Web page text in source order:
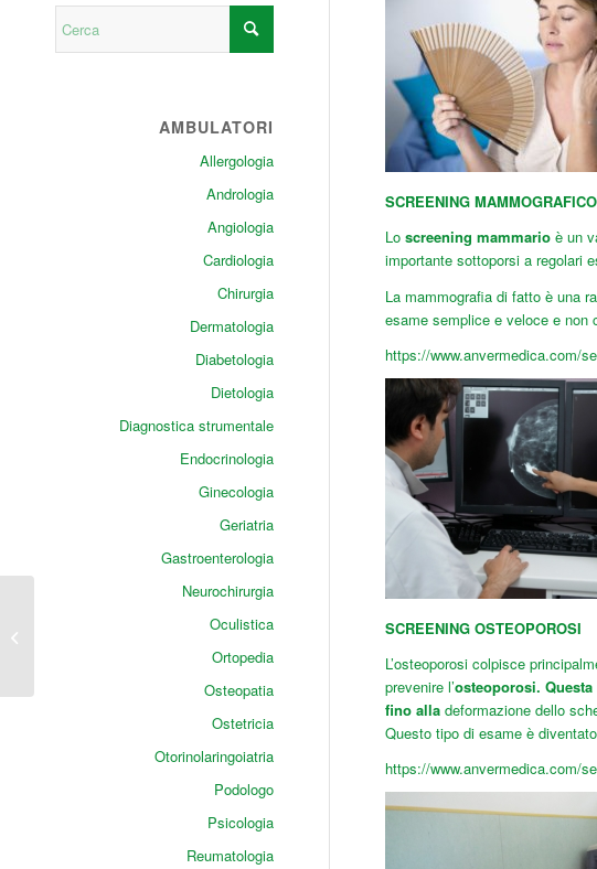
SCREENING MAMMOGRAFICO
Lo screening mammarioè un
importante sottoporsi a regolari
La mammografia di fatto è una
esame semplice e veloce e non
https://www.anvermedica.com/
SCREENING OSTEOPOROSI
L’osteoporosi colpisce
prevenire l’osteoporosi.
fino alla deformazione dello
Questo tipo di esame è
https://www.anvermedica.com/
AMBULATORI
Allergologia
Andrologia
Angiologia
Cardiologia
Chirurgia
Dermatologia
Diabetologia
Dietologia
Diagnostica strumentale
Endocrinologia
Ginecologia
Geriatria
Gastroenterologia
Neurochirurgia
Oculistica
Ortopedia
Osteopatia
Ostetricia
Otorinolaringoiatria
Podologo
Psicologia
Reumatologia